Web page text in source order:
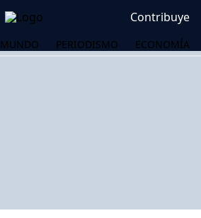
Contribuye
MUNDO PERIODISMO ECONOMÍA